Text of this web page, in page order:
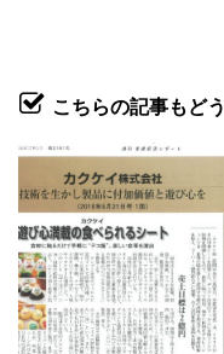
こちらの記事もど